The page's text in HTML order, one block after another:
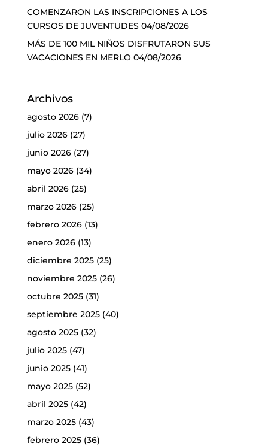
COMENZARON LAS INSCRIPCIONES A LOS
CURSOS DE JUVENTUDES 04/08/2026
MÁS DE 100 MIL NIÑOS DISFRUTARON SUS
VACACIONES EN MERLO 04/08/2026
Archivos
agosto 2026(7)
julio 2026(27)
junio 2026(27)
mayo 2026(34)
abril 2026(25)
marzo 2026(25)
febrero 2026(13)
enero 2026(13)
diciembre 2025(25)
noviembre 2025(26)
octubre 2025(31)
septiembre 2025(40)
agosto 2025(32)
julio 2025(47)
junio 2025(41)
mayo 2025(52)
abril 2025(42)
marzo 2025(43)
febrero 2025(36)